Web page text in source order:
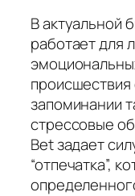
В актуальной
работает для
запоминании
стрессовые
Bet задает
“отпечатка”,